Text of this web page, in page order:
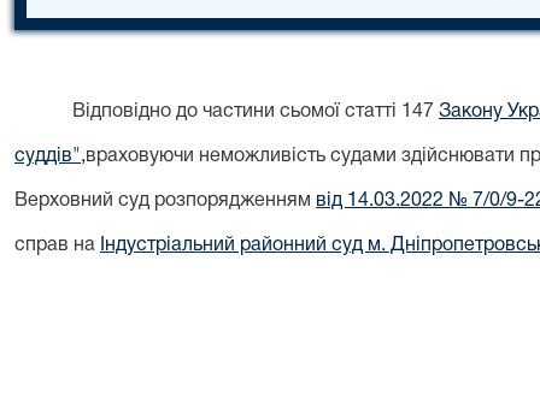
Відповідно до частини сьомої статті 147 Закону
суддів",враховуючи неможливість судами здійснювати
Верховний суд розпорядженням від 14.03.2022 № 7/0/9-
справ на Індустріальний районний суд м.